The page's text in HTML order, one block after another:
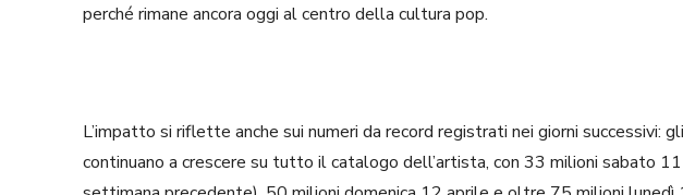
perché rimane ancora oggi al centro della cultura pop.
L’impatto si riflette anche sui numeri da record registrati nei giorni successivi:
continuano a crescere su tutto il catalogo dell’artista, con 33 milioni sabato